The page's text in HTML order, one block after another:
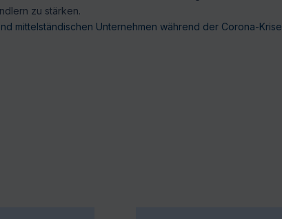
zu stärken.
mittelständischen Unternehmen während der Corona-Krise